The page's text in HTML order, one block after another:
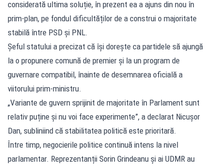
considerată ultima soluție, în prezent ea a ajuns din nou în
prim-plan, pe fondul dificultăților de a construi o majoritate
stabilă între PSD și PNL.
Șeful statului a precizat că își dorește ca partidele să ajungă
la o propunere comună de premier și la un program de
guvernare compatibil, înainte de desemnarea oficială a
viitorului prim-ministru.
„Variante de guvern sprijinit de majoritate în Parlament sunt
relativ puține și nu voi face experimente”, a declarat Nicușor
Dan, subliniind că stabilitatea politică este prioritară.
Între timp, negocierile politice continuă intens la nivel
parlamentar. Reprezentanții Sorin Grindeanu și ai UDMR au